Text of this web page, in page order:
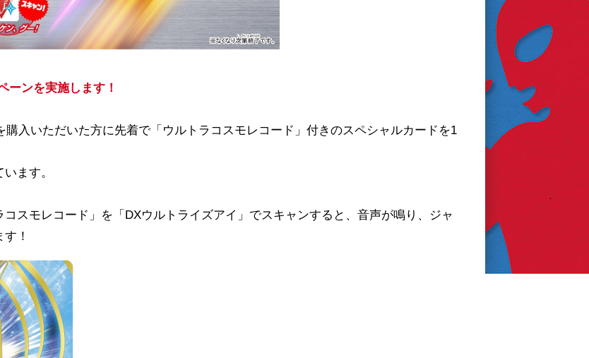
ーンを実施します！
入いただいた方に先着で「ウルトラコスモレコード」付きのスペシャルカードを1
ます。
スモレコード」を「DXウルトライズアイ」でスキャンすると、音声が鳴り、ジャ
！